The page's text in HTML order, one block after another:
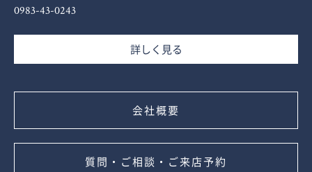
0983-43-0243
詳しく見る
会社概要
質問・ご相談・ご来店予約